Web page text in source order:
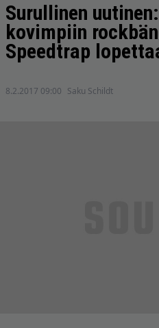
Surullinen
kovimpiin
Speedtrap
8.2.2017 09:00 Saku Schildt